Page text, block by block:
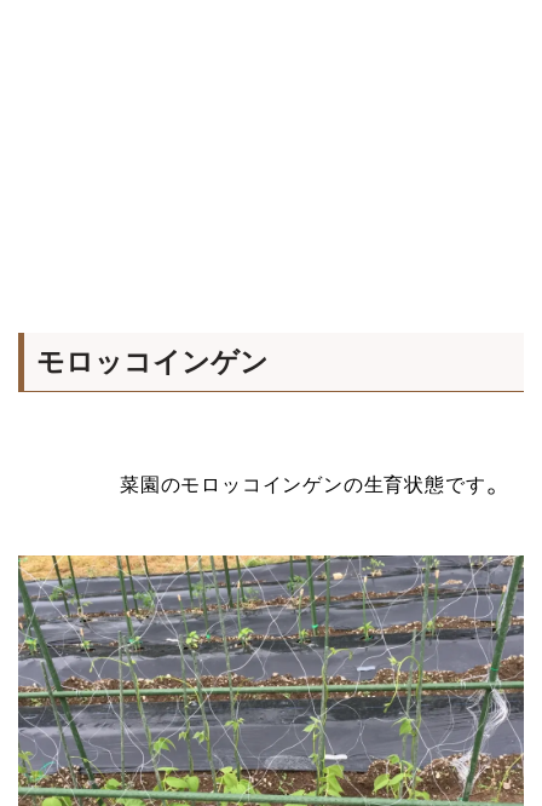
モロッコインゲン
菜園のモロッコインゲンの生育状態です。